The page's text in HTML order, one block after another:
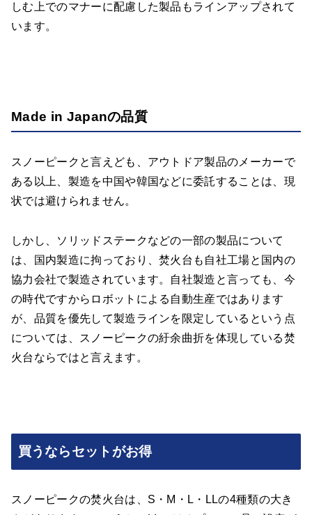
しむ上でのマナーに配慮した製品もラインアップされて
います。
Made in Japanの品質
スノーピークと言えども、アウトドア製品のメーカーで
ある以上、製造を中国や韓国などに委託することは、現
状では避けられません。
しかし、ソリッドステークなどの一部の製品について
は、国内製造に拘っており、焚火台も自社工場と国内の
協力会社で製造されています。自社製造と言っても、今
の時代ですからロボットによる自動生産ではあります
が、品質を優先して製造ラインを限定しているという点
については、スノーピークの紆余曲折を体現している焚
火台ならではと言えます。
買うならセットがお得
スノーピークの焚火台は、S・M・L・LLの4種類の大き